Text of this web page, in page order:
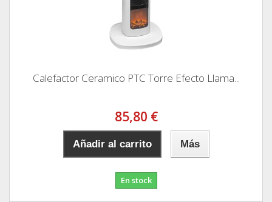
Calefactor Ceramico PTC Torre Efecto Llama...
85,80 €
Añadir al carrito Más
En stock